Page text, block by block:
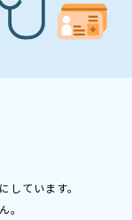
ています。
。